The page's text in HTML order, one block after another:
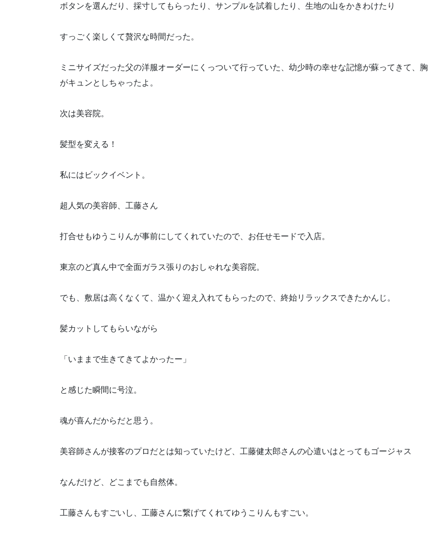
ボタンを選んだり、採寸してもらったり、サンプルを試着したり、生地の山をかきわけたり
すっごく楽しくて贅沢な時間だった。
ミニサイズだった父の洋服オーダーにくっついて行っていた、幼少時の幸せな記憶が蘇ってきて、胸
がキュンとしちゃったよ。
次は美容院。
髪型を変える！
私にはビックイベント。
超人気の美容師、工藤さん
打合せもゆうこりんが事前にしてくれていたので、お任せモードで入店。
東京のど真ん中で全面ガラス張りのおしゃれな美容院。
でも、敷居は高くなくて、温かく迎え入れてもらったので、終始リラックスできたかんじ。
髪カットしてもらいながら
「いままで生きてきてよかったー」
と感じた瞬間に号泣。
魂が喜んだからだと思う。
美容師さんが接客のプロだとは知っていたけど、工藤健太郎さんの心遣いはとってもゴージャス
なんだけど、どこまでも自然体。
工藤さんもすごいし、工藤さんに繋げてくれてゆうこりんもすごい。